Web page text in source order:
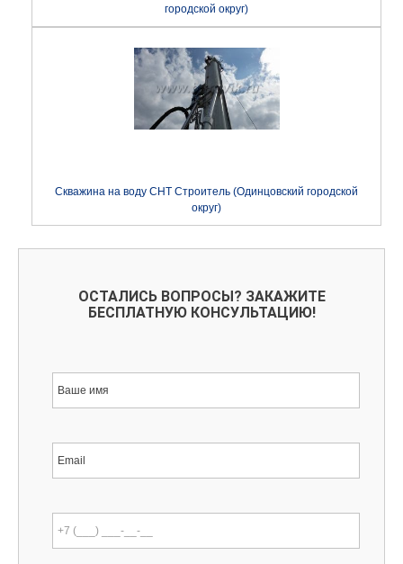
городской округ)
Скважина на воду СНТ Строитель (Одинцовский городской
округ)
ОСТАЛИСЬ ВОПРОСЫ? ЗАКАЖИТЕ
БЕСПЛАТНУЮ КОНСУЛЬТАЦИЮ!